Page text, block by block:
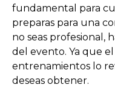
fundamental para
preparas para una
no seas profesional,
del evento. Ya que
entrenamientos lo
deseas obtener.